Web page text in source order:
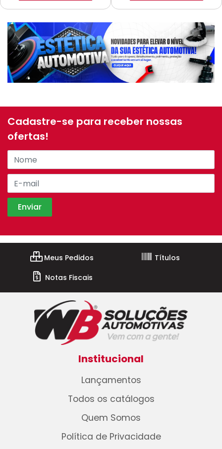
Cadastre-se para receber nossas
ofertas!
Meus Pedidos
Títulos
Notas Fiscais
Institucional
Lançamentos
Todos os catálogos
Quem Somos
Política de Privacidade